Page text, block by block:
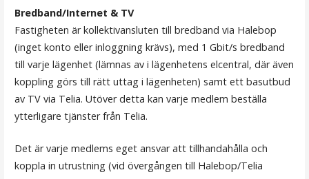
Bredband/Internet & TV
Fastigheten är kollektivansluten till bredband via Halebop
(inget konto eller inloggning krävs), med 1 Gbit/s bredband
till varje lägenhet (lämnas av i lägenhetens elcentral, där även
koppling görs till rätt uttag i lägenheten) samt ett basutbud
av TV via Telia. Utöver detta kan varje medlem beställa
ytterligare tjänster från Telia.
Det är varje medlems eget ansvar att tillhandahålla och
koppla in utrustning (vid övergången till Halebop/Telia